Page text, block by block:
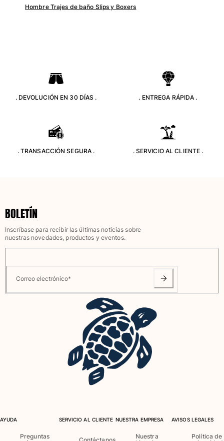
Hombre Trajes de baño Slips y Boxers
. DEVOLUCIÓN EN 30 DÍAS . . ENTREGA RÁPIDA .
. TRANSACCIÓN SEGURA . . SERVICIO AL CLIENTE .
BOLETÍN
Inscríbase para recibir las últimas noticias sobre
nuestras novedades, productos y eventos.
Correo electrónico*
AYUDA
Preguntas
SERVICIO AL CLIENTE NUESTRA EMPRESA
Nuestra
AVISOS LEGALES
Política de